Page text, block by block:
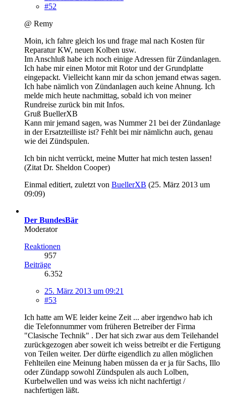
#52
@ Remy
Moin, ich fahre gleich los und frage mal nach Kosten für
Reparatur KW, neuen Kolben usw.
Im Anschluß habe ich noch einige Adressen für Zündanlagen.
Ich habe mir einen Motor mit Rotor und der Grundplatte
eingepackt. Vielleicht kann mir da schon jemand etwas sagen.
Ich habe nämlich von Zündanlagen auch keine Ahnung. Ich
melde mich heute nachmittag, sobald ich von meiner
Rundreise zurück bin mit Infos.
Gruß BuellerXB
Kann mir jemand sagen, was Nummer 21 bei der Zündanlage
in der Ersatzteilliste ist? Fehlt bei mir nämlichn auch, genau
wie dei Zündspulen.
Ich bin nicht verrückt, meine Mutter hat mich testen lassen!
(Zitat Dr. Sheldon Cooper)
Einmal editiert, zuletzt von BuellerXB (25. März 2013 um
09:09)
Der BundesBär
Moderator
Reaktionen
957
Beiträge
6.352
25. März 2013 um 09:21
#53
Ich hatte am WE leider keine Zeit ... aber irgendwo hab ich
die Telefonnummer vom früheren Betreiber der Firma
"Clasische Technik" . Der hat sich zwar aus dem Teilehandel
zurückgezogen aber soweit ich weiss betreibt er die Fertigung
von Teilen weiter. Der dürfte eigendlich zu allen möglichen
Fehlteilen eine Meinung haben müssen da er ja für Sachs, Illo
oder Zündapp sowohl Zündspulen als auch Lolben,
Kurbelwellen und was weiss ich nicht nachfertigt /
nachfertigen läßt.